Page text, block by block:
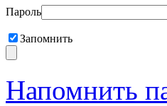
Пароль
Запомнить
Напомнить